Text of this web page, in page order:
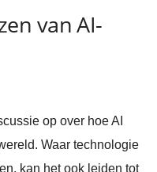
van AI-
op over hoe AI
Waar technologie
kan het ook leiden tot